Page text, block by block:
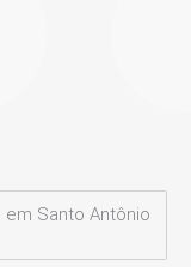
em Santo Antônio